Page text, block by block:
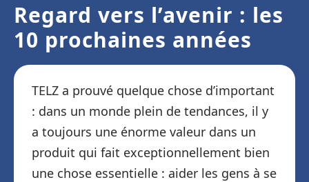
Regard vers l’avenir : les
10 prochaines années
TELZ a prouvé quelque chose d’important
: dans un monde plein de tendances, il y
a toujours une énorme valeur dans un
produit qui fait exceptionnellement bien
une chose essentielle : aider les gens à se